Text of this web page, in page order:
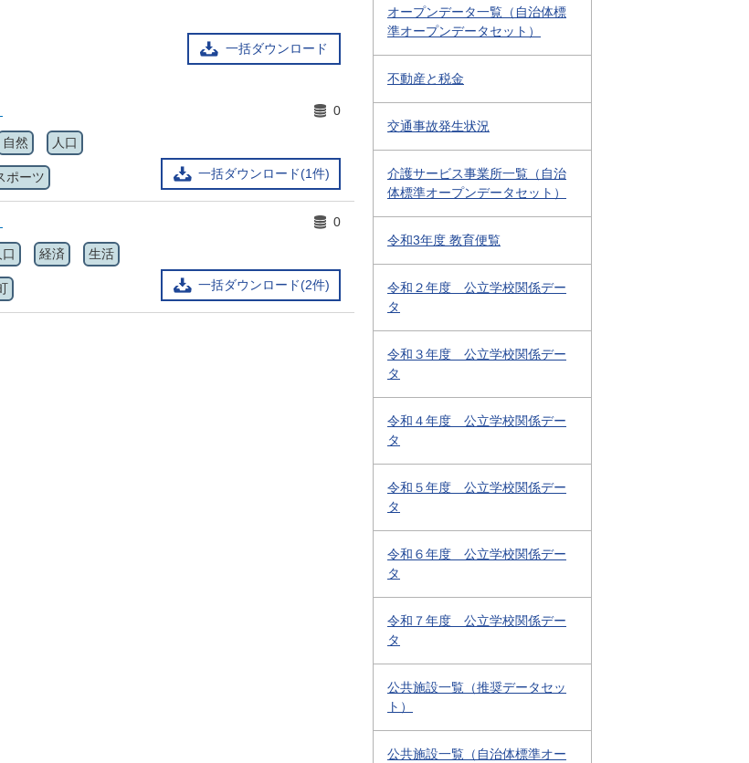
一括ダウンロード
一括ダウンロード(1件)
0
自然 人口
ポーツ
一括ダウンロード(2件)
0
口 経済 生活
オープンデータ一覧（自治体標
準オープンデータセット）
不動産と税金
交通事故発生状況
介護サービス事業所一覧（自治
体標準オープンデータセット）
令和3年度 教育便覧
令和２年度 公立学校関係デー
タ
令和３年度 公立学校関係デー
タ
令和４年度 公立学校関係デー
タ
令和５年度 公立学校関係デー
タ
令和６年度 公立学校関係デー
タ
令和７年度 公立学校関係デー
タ
公共施設一覧（推奨データセッ
ト）
公共施設一覧（自治体標準オー